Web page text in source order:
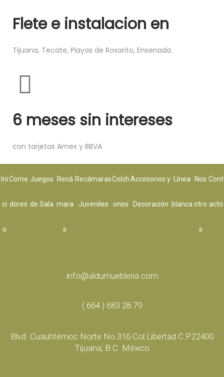
Flete e instalacion en
Tijuana, Tecate, Playas de Rosarito, Ensenada
6 meses sin intereses
con tarjetas Amex y BBVA
Ini
ci
o
Come
dores
Juegos
de Sala
Recá
mara
s
Recámaras
Juveniles
Colch
ones
Accesorios y
Decoración
Línea
blanca
Nos
otro
s
Cont
acto
info@aldumuebleria.com
( 664 ) 683 28 79
Blvd. Cuauhtémoc Norte No.316 Col.Libertad C.P.22400
Tijuana, B.C. México